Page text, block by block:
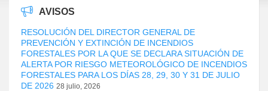
AVISOS
RESOLUCIÓN DEL DIRECTOR GENERAL DE
PREVENCIÓN Y EXTINCIÓN DE INCENDIOS
FORESTALES POR LA QUE SE DECLARA SITUACIÓN DE
ALERTA POR RIESGO METEOROLÓGICO DE INCENDIOS
FORESTALES PARA LOS DÍAS 28, 29, 30 Y 31 DE JULIO
DE 2026 28 julio, 2026